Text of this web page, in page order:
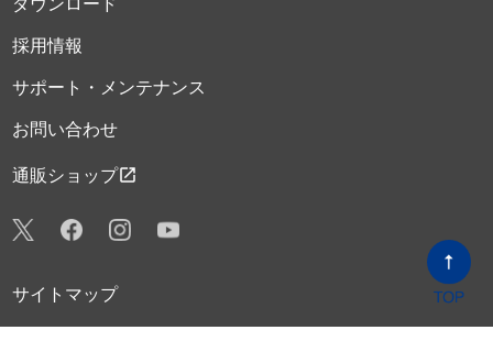
ダウンロード
採用情報
サポート・メンテナンス
お問い合わせ
通販ショップopen_in_new
サイトマップ